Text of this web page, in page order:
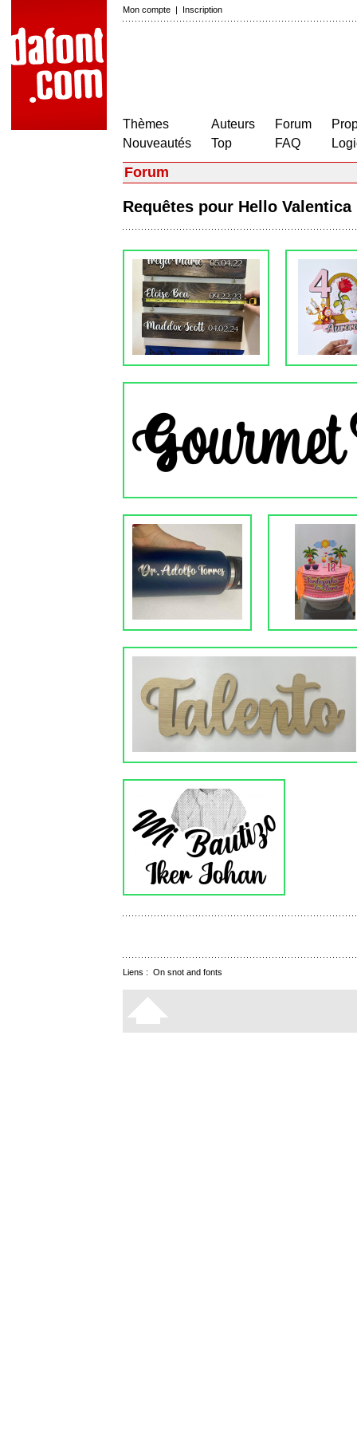
Mon compte | Inscription
Thèmes
Nouveautés
Auteurs
Top
Forum
FAQ
Forum
Requêtes pour Hello
Liens : On snot and fonts